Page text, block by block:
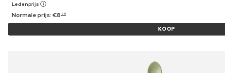
Ledenprijs
Normale prijs:€8 99
KOOP